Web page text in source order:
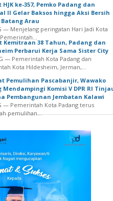
HJK ke-357, Pemko Padang dan
II Gelar Baksos hingga Aksi Bersih
Arau
— Menjelang peringatan Hari Jadi Kota
Pemerintah...
Kemitraan 38 Tahun, Padang dan
Perbarui Kerja Sama Sister City
— Pemerintah Kota Padang dan
Kota Hildesheim, Jerman,...
Pemulihan Pascabanjir, Wawako
Mendampingi Komisi V DPR RI
Pembangunan Jembatan Kalawi
— Pemerintah Kota Padang terus
pemulihan...